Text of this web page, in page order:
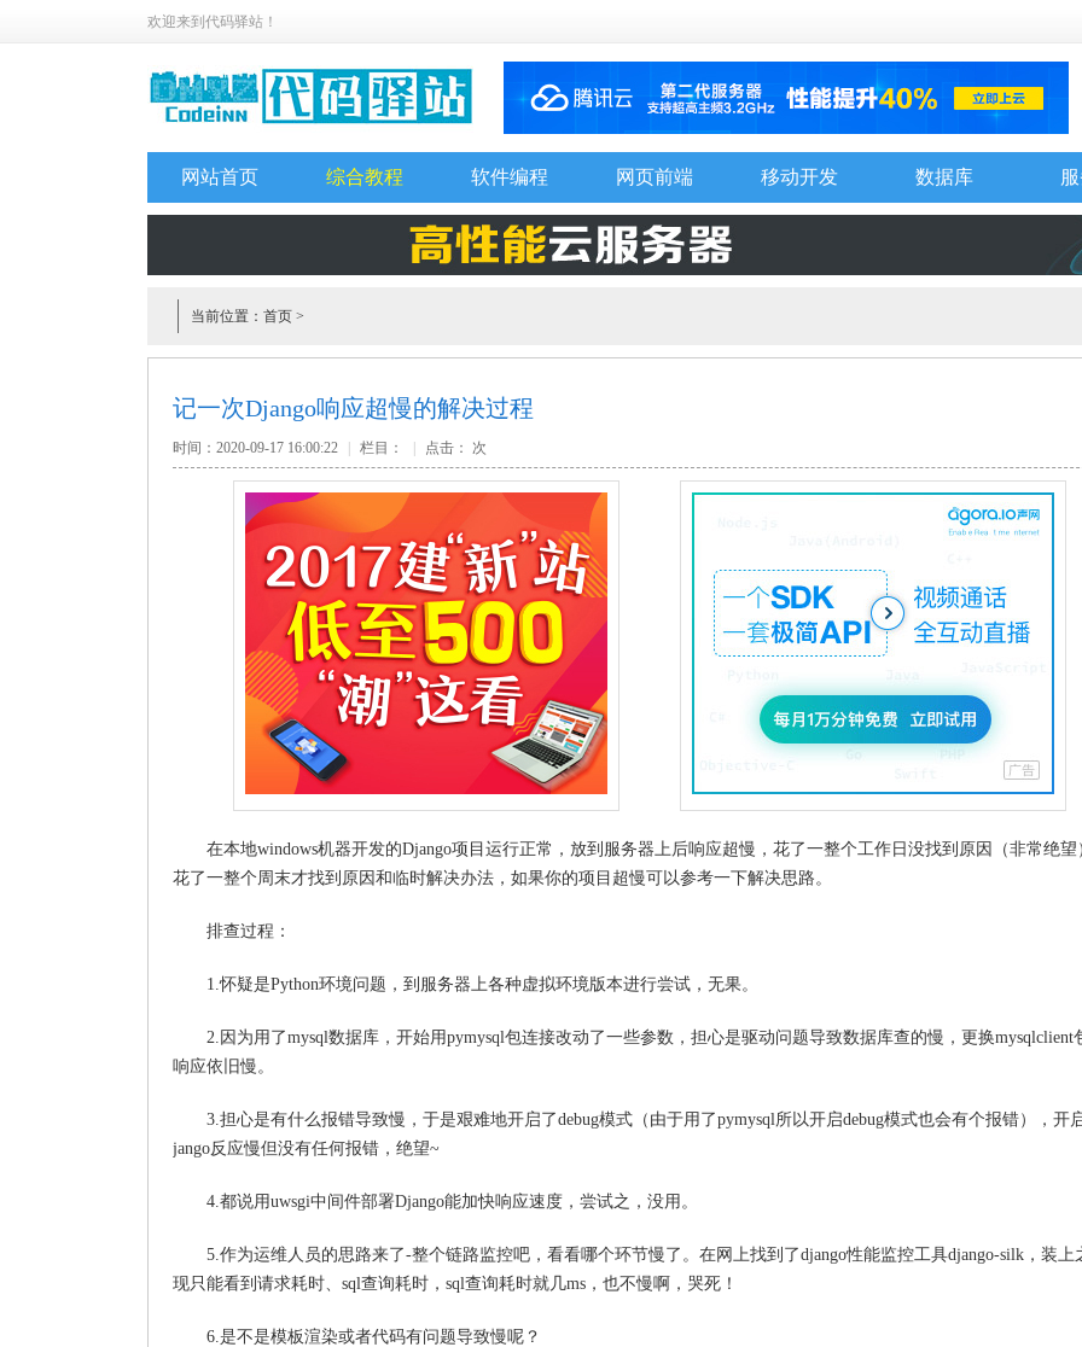
欢迎来到代码驿站！
网站首页 综合教程 软件编程 网页前端 移动开发 数据库
当前位置： 首页 >
记一次Django响应超慢的解决过程
时间：2020-09-17 16:00:22 栏目： 点击： 次
在本地windows机器开发的Django项目运行正常，放到服务器上后响应超慢，花了一整个工作日没找到原因（非常绝望
花了一整个周末才找到原因和临时解决办法，如果你的项目超慢可以参考一下解决思路。
排查过程：
1.怀疑是Python环境问题，到服务器上各种虚拟环境版本进行尝试，无果。
2.因为用了mysql数据库，开始用pymysql包连接改动了一些参数，担心是驱动问题导致数据库查的慢，更换mysqlclient
响应依旧慢。
3.担心是有什么报错导致慢，于是艰难地开启了debug模式（由于用了pymysql所以开启debug模式也会有个报错），开
jango反应慢但没有任何报错，绝望~
4.都说用uwsgi中间件部署Django能加快响应速度，尝试之，没用。
5.作为运维人员的思路来了-整个链路监控吧，看看哪个环节慢了。在网上找到了django性能监控工具django-silk，装上
现只能看到请求耗时、sql查询耗时，sql查询耗时就几ms，也不慢啊，哭死！
6.是不是模板渲染或者代码有问题导致慢呢？